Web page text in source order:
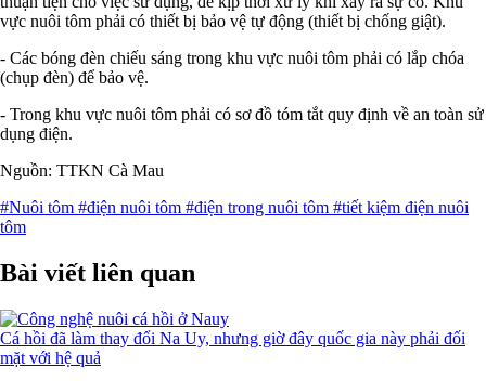
vực nuôi tôm phải có thiết bị bảo vệ tự động (thiết bị chống giật).
- Các bóng đèn chiếu sáng trong khu vực nuôi tôm phải có lắp chóa
(chụp đèn) để bảo vệ.
- Trong khu vực nuôi tôm phải có sơ đồ tóm tắt quy định về an toàn sử
dụng điện.
Nguồn: TTKN Cà Mau
#Nuôi tôm #điện nuôi tôm #điện trong nuôi tôm #tiết kiệm điện nuôi
tôm
Bài viết liên quan
Cá hồi đã làm thay đổi Na Uy, nhưng giờ đây quốc gia này phải đối
mặt với hệ quả